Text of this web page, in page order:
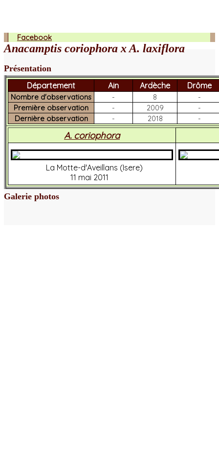
Facebook
Anacamptis coriophora x A. laxiflora
Présentation
Département
Ain Ardèche Drôme
Nombre d'observations - 8
-
Première observation
- 2009
-
Dernière observation
- 2018 -
A. coriophora
La Motte-d'Aveillans (Isere)
11 mai 2011
Galerie photos